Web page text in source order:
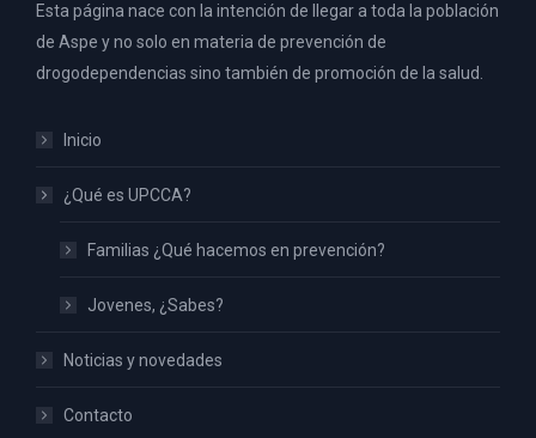
Esta página nace con la intención de llegar a toda la población
de Aspe y no solo en materia de prevención de
drogodependencias sino también de promoción de la salud.
Inicio
¿Qué es UPCCA?
Familias ¿Qué hacemos en prevención?
Jovenes, ¿Sabes?
Noticias y novedades
Contacto